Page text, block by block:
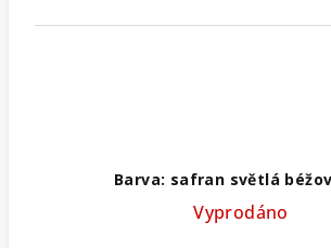
Barva: safran světlá
Vyprodáno